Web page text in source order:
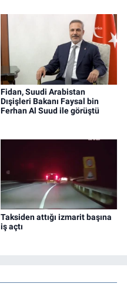
Fidan, Suudi Arabistan
Dışişleri Bakanı Faysal bin
Ferhan Al Suud ile görüştü
Taksiden attığı izmarit başına
iş açtı